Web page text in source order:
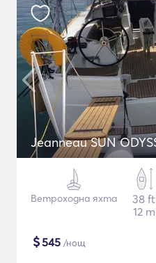
Ветроходна яхта
38 ft
12 m
$545 /нощ